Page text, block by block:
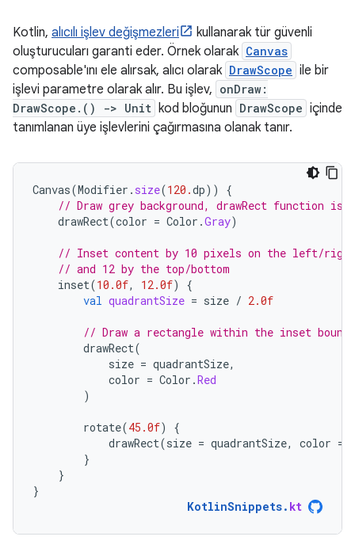
Kotlin, alıcılı işlev değişmezleri
kullanarak tür güvenli
oluşturucuları garanti eder. Örnek olarak Canvas
composable'ını ele alırsak, alıcı olarak DrawScope ile bir
işlevi parametre olarak alır. Bu işlev, onDraw:
DrawScope.() -> Unit kod bloğunun DrawScope içinde
tanımlanan üye işlevlerini çağırmasına olanak tanır.
Canvas(Modifier . size(120.dp))
{
// Draw grey background, drawRect function is
drawRect(color = Color .Gray)
// Inset content by 10 pixels on the left/
// and 12 by the top/bottom
inset(10.0f, 12.0f)
{
val quadrantSize = size / 2.0f
// Draw a rectangle within the inset bounds
drawRect(
size = quadrantSize,
color = Color .Red
)
rotate(45.0f)
{
drawRect(size = quadrantSize, color =
}
}
}
KotlinSnippets. kt